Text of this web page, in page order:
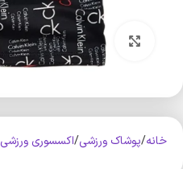
بزرگنمایی تصویر
خانه پوشاک ورزشی اکسسوری ورزشی